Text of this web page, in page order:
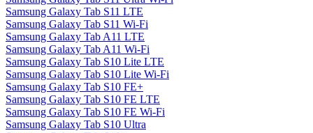
Samsung Galaxy Tab S11 LTE
Samsung Galaxy Tab S11 Wi-Fi
Samsung Galaxy Tab A11 LTE
Samsung Galaxy Tab A11 Wi-Fi
Samsung Galaxy Tab S10 Lite LTE
Samsung Galaxy Tab S10 Lite Wi-Fi
Samsung Galaxy Tab S10 FE+
Samsung Galaxy Tab S10 FE LTE
Samsung Galaxy Tab S10 FE Wi-Fi
Samsung Galaxy Tab S10 Ultra